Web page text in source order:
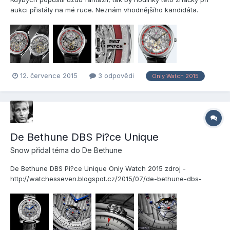
aukci přistály na mé ruce. Neznám vhodnějšího kandidáta.
Watch 2015 zdroj - http://www.lacotedesmontres.com/actu/La-
montre-Vacheron-Constantin-Metiers-d-Art-Mecan...
12. července 2015 3 odpovědi Only Watch 2015
De Bethune DBS Pi?ce Unique
Snow přidal téma do De Bethune
De Bethune DBS Pi?ce Unique Only Watch 2015 zdroj -
http://watchesseven.blogspot.cz/2015/07/de-bethune-dbs-